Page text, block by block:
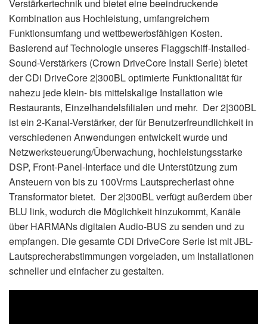
Verstärkertechnik und bietet eine beeindruckende
Kombination aus Hochleistung, umfangreichem
Funktionsumfang und wettbewerbsfähigen Kosten.
Basierend auf Technologie unseres Flaggschiff-Installed-
Sound-Verstärkers (Crown DriveCore Install Serie) bietet
der CDi DriveCore 2|300BL optimierte Funktionalität für
nahezu jede klein- bis mittelskalige Installation wie
Restaurants, Einzelhandelsfilialen und mehr. Der 2|300BL
ist ein 2-Kanal-Verstärker, der für Benutzerfreundlichkeit in
verschiedenen Anwendungen entwickelt wurde und
Netzwerksteuerung/Überwachung, hochleistungsstarke
DSP, Front-Panel-Interface und die Unterstützung zum
Ansteuern von bis zu 100Vrms Lautsprecherlast ohne
Transformator bietet. Der 2|300BL verfügt außerdem über
BLU link, wodurch die Möglichkeit hinzukommt, Kanäle
über HARMANs digitalen Audio-BUS zu senden und zu
empfangen. Die gesamte CDi DriveCore Serie ist mit JBL-
Lautsprecherabstimmungen vorgeladen, um Installationen
schneller und einfacher zu gestalten.